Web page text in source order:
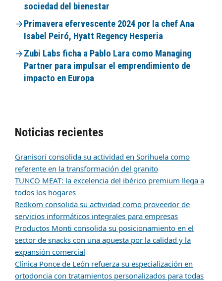
sociedad del bienestar
Primavera efervescente 2024 por la chef Ana
Isabel Peiró, Hyatt Regency Hesperia
Zubi Labs ficha a Pablo Lara como Managing
Partner para impulsar el emprendimiento de
impacto en Europa
Noticias recientes
Granisori consolida su actividad en Sorihuela como
referente en la transformación del granito
TUNCO MEAT: la excelencia del ibérico premium llega a
todos los hogares
Redkom consolida su actividad como proveedor de
servicios informáticos integrales para empresas
Productos Monti consolida su posicionamiento en el
sector de snacks con una apuesta por la calidad y la
expansión comercial
Clínica Ponce de León refuerza su especialización en
ortodoncia con tratamientos personalizados para todas